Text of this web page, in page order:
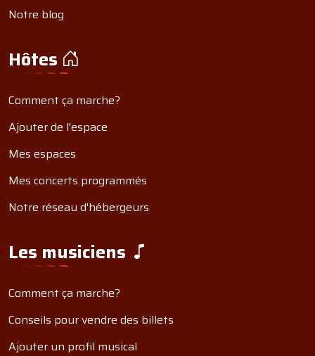
Notre blog
Hôtes
Comment ça marche?
Ajouter de l'espace
Mes espaces
Mes concerts programmés
Notre réseau d'hébergeurs
Les musiciens
Comment ça marche?
Conseils pour vendre des billets
Ajouter un profil musical